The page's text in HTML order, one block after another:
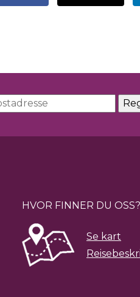
HVOR FINNER DU OSS?
Se kart